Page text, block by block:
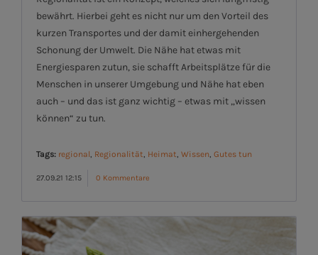
bewährt. Hierbei geht es nicht nur um den Vorteil des
kurzen Transportes und der damit einhergehenden
Schonung der Umwelt. Die Nähe hat etwas mit
Energiesparen zutun, sie schafft Arbeitsplätze für die
Menschen in unserer Umgebung und Nähe hat eben
auch – und das ist ganz wichtig – etwas mit „wissen
können“ zu tun.
Tags: regional Regionalität Heimat Wissen Gutes tun
27.09.21 12:15 0 Kommentare